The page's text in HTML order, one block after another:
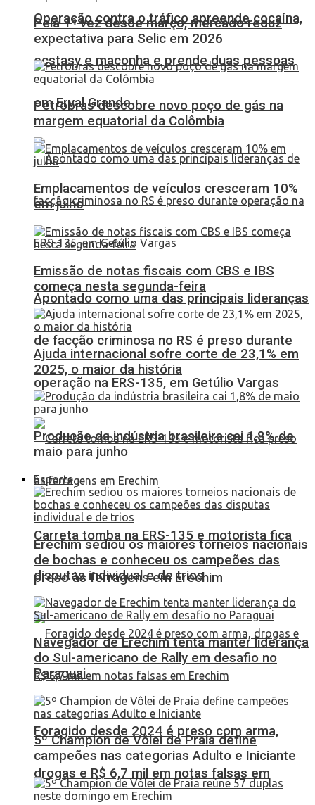
Operação contra o tráfico apreende cocaína,
ecstasy e maconha e prende duas pessoas
em Erval Grande
Apontado como uma das principais lideranças
de facção criminosa no RS é preso durante
operação na ERS-135, em Getúlio Vargas
Carreta tomba na ERS-135 e motorista fica
preso às ferragens em Erechim
Foragido desde 2024 é preso com arma,
drogas e R$ 6,7 mil em notas falsas em
Pela 1ª vez desde março, mercado reduz
expectativa para Selic em 2026
Petrobras descobre novo poço de gás na
margem equatorial da Colômbia
Emplacamentos de veículos cresceram 10%
em julho
Emissão de notas fiscais com CBS e IBS
começa nesta segunda-feira
Ajuda internacional sofre corte de 23,1% em
2025, o maior da história
Produção da indústria brasileira cai 1,8% de
maio para junho
Esporte
Erechim sediou os maiores torneios nacionais
de bochas e conheceu os campeões das
disputas individual e de trios
Navegador de Erechim tenta manter liderança
do Sul-americano de Rally em desafio no
Paraguai
5º Champion de Vôlei de Praia define
campeões nas categorias Adulto e Iniciante